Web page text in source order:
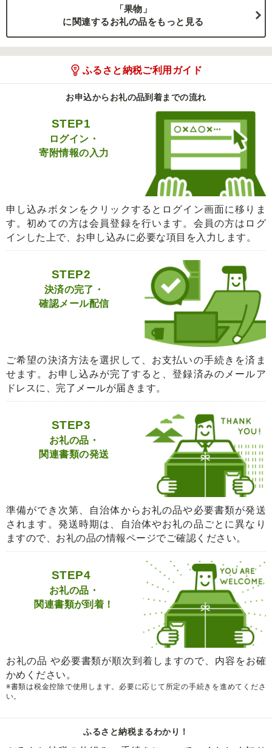
「果物」
に関連するお礼の品をもっと見る
ふるさと納税ご利用ガイド
お申込からお礼の品到着までの流れ
STEP1
ログイン・
寄附情報の入力
申し込みボタンをクリックするとログイン画面に移りま
す。初めての方は会員登録を行います。会員の方はログ
インした上で、お申し込みに必要な項目を入力します。
STEP2
決済の完了・
確認メール配信
ご希望の決済方法を選択して、お支払いの手続きを済ま
せます。お申し込みが完了すると、登録済みのメールア
ドレスに、完了メールが届きます。
STEP3
お礼の品・
関連書類の発送
準備ができ次第、自治体からお礼の品や必要書類が発送
されます。発送時期は、自治体やお礼の品ごとに異なり
ますので、お礼の品の情報ページでご確認ください。
STEP4
お礼の品・
関連書類が到着！
お礼の品 や必要書類が順次到着しますので、内容をお確
かめください。
※書類は税金控除で使用します。必要に応じて所定の手続きを進めてくださ
い。
ふるさと納税まるわかり！